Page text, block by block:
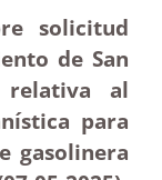
solicitud
de San
relativa al
para
gasolinera